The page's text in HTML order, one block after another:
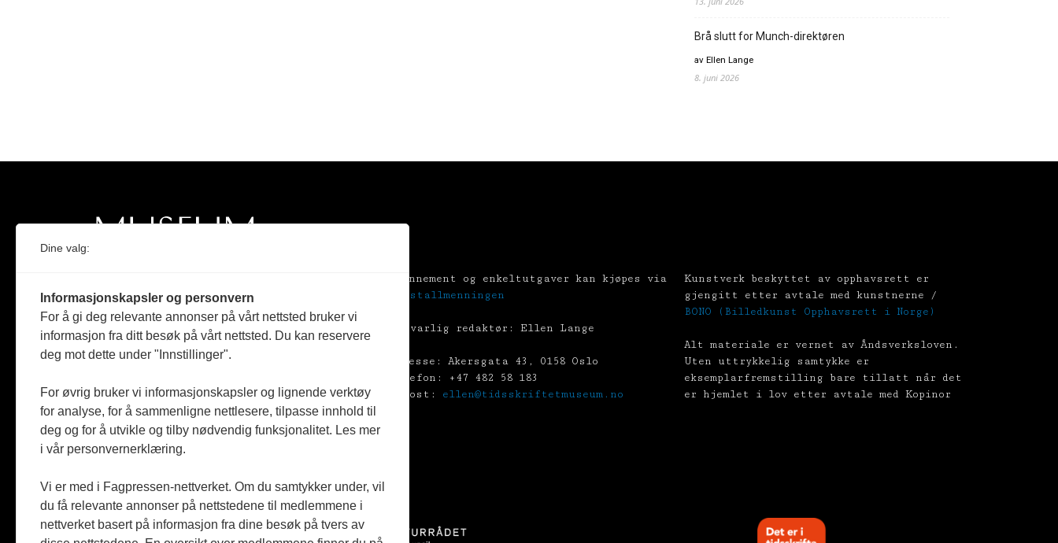
Brå slutt for Munch-direktøren
av Ellen Lange
8. juni 2026
Medlem i Norsk tidsskriftforening og
Fagpressen
Støttet av Kulturrådet og Norges
Følger Redaktørplakaten og Vær Varsom-
plakaten
Abonnement og enkeltutgaver kan kjøpes via
Tekstallmenningen
Ansvarlig redaktør: Ellen Lange
Adresse: Akersgata 43, 0158 Oslo
Telefon: +47 482 58 183
E-post: ellen@tidsskriftetmuseum.no
Kunstverk beskyttet av opphavsrett er
gjengitt etter avtale med kunstnerne /
BONO (Billedkunst Opphavsrett i Norge)
Alt materiale er vernet av Åndsverksloven.
Uten uttrykkelig samtykke er
eksemplarfremstilling bare tillatt når det
er hjemlet i lov etter avtale med Kopinor
Dine valg:
Informasjonskapsler og personvern
For å gi deg relevante annonser på vårt nettsted bruker vi
informasjon fra ditt besøk på vårt nettsted. Du kan reservere
deg mot dette under "Innstillinger".
For øvrig bruker vi informasjonskapsler og lignende verktøy
for analyse, for å sammenligne nettlesere, tilpasse innhold til
deg og for å utvikle og tilby nødvendig funksjonalitet. Les mer
i vår personvernerklæring.
Vi er med i Fagpressen-nettverket. Om du samtykker under, vil
du få relevante annonser på nettstedene til medlemmene i
nettverket basert på informasjon fra dine besøk på tvers av